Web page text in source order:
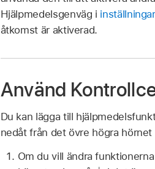
Hjälpmedelsgenväg i
åtkomst är aktiverad.
Använd
Du kan lägga till
nedåt från det övre högra hörnet
Om du vill ändra